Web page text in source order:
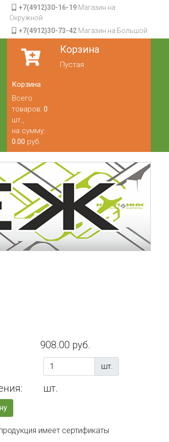
+7(4912)30-16-19Магазин на
Окружной
+7(4912)30-73-42Магазин на Большой
Корзина
Пустая
Корзина
Всего
товаров: 0
шт.,
на сумму:
0.00 руб.
908.00 руб.
шт.
шт.
имеет сертификаты